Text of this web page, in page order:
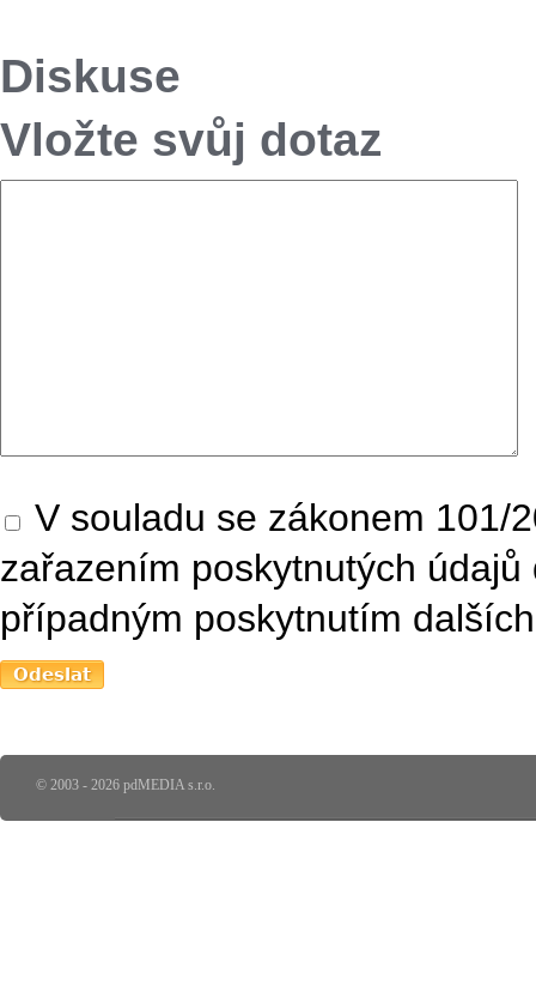
Diskuse
Vložte svůj dotaz
V souladu se zákonem 101/
zařazením poskytnutých
případným poskytnutím
© 2003 - 2026 pdMEDIA s.r.o.